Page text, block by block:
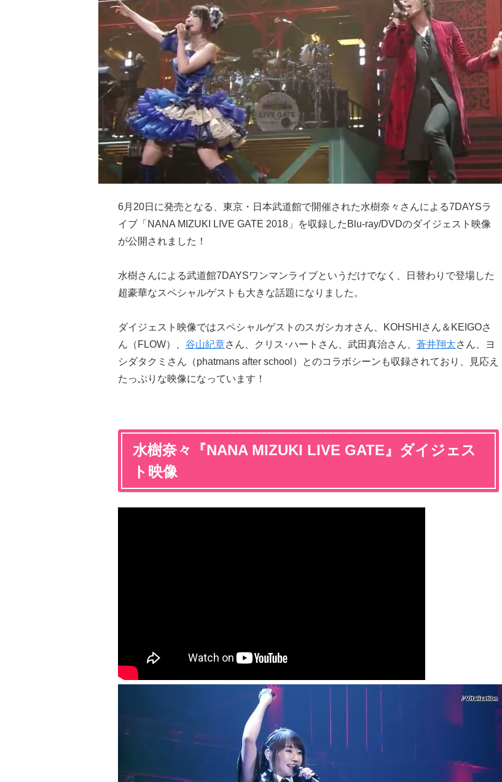
6月20日に発売となる、東京・日本武道館で開催された水樹奈々さんによる7DAYSラ
イブ「NANA MIZUKI LIVE GATE 2018」を収録したBlu-ray/DVDのダイジェスト映像
が公開されました！
水樹さんによる武道館7DAYSワンマンライブというだけでなく、日替わりで登場した
超豪華なスペシャルゲストも大きな話題になりました。
ダイジェスト映像ではスペシャルゲストのスガシカオさん、KOHSHIさん＆KEIGOさ
ん（FLOW）、 谷山紀章さん、クリス･ハートさん、武田真治さん、 蒼井翔太さん、ヨ
シダタクミさん（phatmans after school）とのコラボシーンも収録されており、見応え
たっぷりな映像になっています！
水樹奈々『NANA MIZUKI LIVE GATE』ダイジェス
ト映像